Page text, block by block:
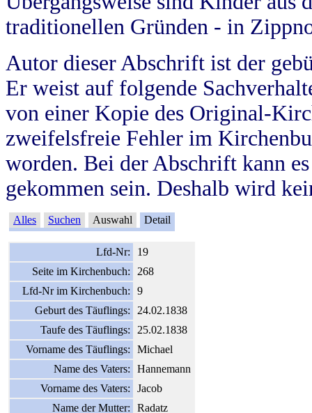
traditionellen Gründen - in
Autor dieser Abschrift ist der
Er weist auf folgende
von einer Kopie des Original-
zweifelsfreie Fehler im
worden. Bei der Abschrift kann
gekommen sein. Deshalb wird
Alles Suchen Auswahl Detail
Lfd-Nr:
19
Seite im Kirchenbuch:
268
Lfd-Nr im Kirchenbuch:
9
Geburt des Täuflings:
24.02.1838
Taufe des Täuflings:
25.02.1838
Vorname des Täuflings:
Michael
Name des Vaters:
Hannemann
Vorname des Vaters:
Jacob
Name der Mutter:
Radatz